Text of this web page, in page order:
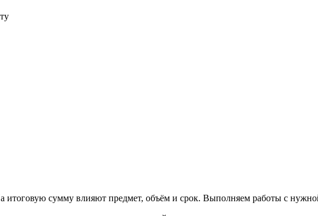
итоговую сумму влияют предмет, объём и срок. Выполняем работы с